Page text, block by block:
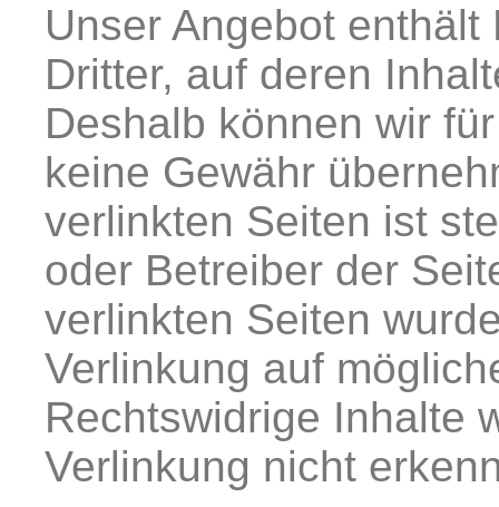
Unser Angebot
Dritter, auf deren
Deshalb können wir
keine Gewähr
verlinkten Seiten ist
oder Betreiber der
verlinkten Seiten
Verlinkung auf
Rechtswidrige Inhalte
Verlinkung nicht